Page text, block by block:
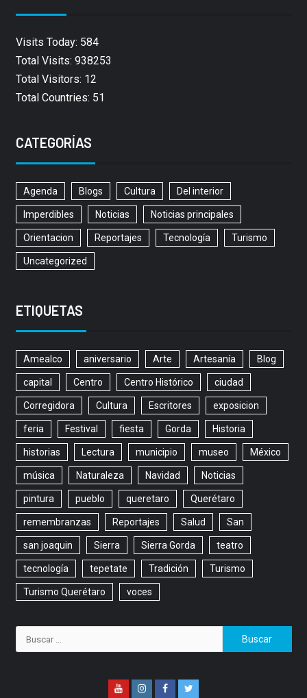
Visits Today: 584
Total Visits: 938253
Total Visitors: 12
Total Countries: 51
CATEGORÍAS
Agenda Blogs Cultura Del interior
Imperdibles Noticias Noticias principales
Orientacion Reportajes Tecnología Turismo
Uncategorized
ETIQUETAS
Amealco aniversario Arte Artesanía Blog
capital Centro Centro Histórico ciudad
Corregidora Cultura Escritores exposicion
feria Festival fiesta Gorda Historia
historias Lectura municipio museo México
música Naturaleza Navidad Noticias
pintura pueblo queretaro Querétaro
remembranzas Reportajes Salud San
san joaquin Sierra Sierra Gorda teatro
tecnología tepetate Tradición Turismo
Turismo Querétaro voces